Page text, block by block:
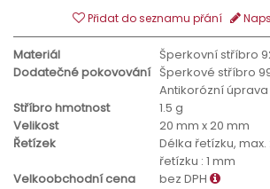
Přidat do seznamu přání
Materiál
Šperkovní stříbro
Dodatečné pokovování Šperkové stříbro
Antikorózní úprava
Stříbro hmotnost
1.5 g
Velikost
20 mm x 20 mm
Řetízek
Délka řetízku,
řetízku : 1 mm
Velkoobchodní cena
bez DPH